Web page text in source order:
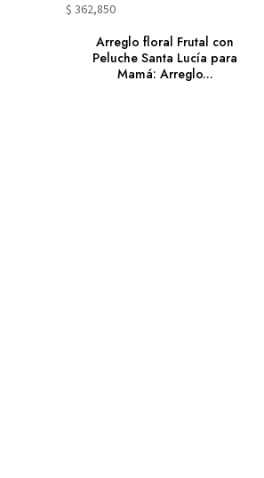
$ 362,850
Arreglo floral Frutal con
Peluche Santa Lucía para
Mamá: Arreglo...